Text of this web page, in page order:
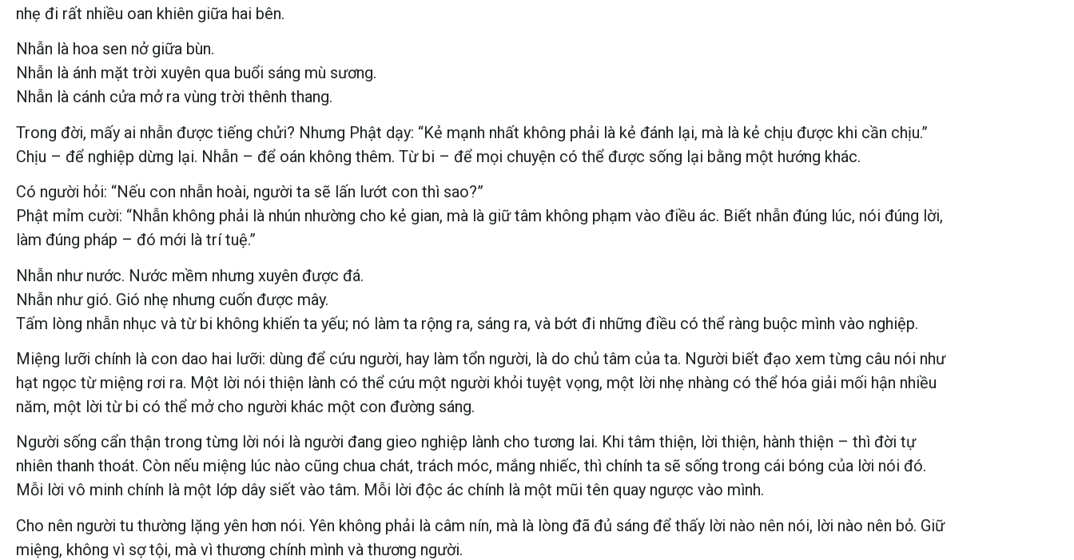
nhẹ đi rất nhiều oan khiên giữa hai bên.
Nhẫn là hoa sen nở giữa bùn.
Nhẫn là ánh mặt trời xuyên qua buổi sáng mù sương.
Nhẫn là cánh cửa mở ra vùng trời thênh thang.
Trong đời, mấy ai nhẫn được tiếng chửi? Nhưng Phật dạy: “Kẻ mạnh nhất không phải là kẻ đánh lại, mà là kẻ chịu được khi cần chịu.”
Chịu – để nghiệp dừng lại. Nhẫn – để oán không thêm. Từ bi – để mọi chuyện có thể được sống lại bằng một hướng khác.
Có người hỏi: “Nếu con nhẫn hoài, người ta sẽ lấn lướt con thì sao?”
Phật mỉm cười: “Nhẫn không phải là nhún nhường cho kẻ gian, mà là giữ tâm không phạm vào điều ác. Biết nhẫn đúng lúc, nói đúng lời,
làm đúng pháp – đó mới là trí tuệ.”
Nhẫn như nước. Nước mềm nhưng xuyên được đá.
Nhẫn như gió. Gió nhẹ nhưng cuốn được mây.
Tấm lòng nhẫn nhục và từ bi không khiến ta yếu; nó làm ta rộng ra, sáng ra, và bớt đi những điều có thể ràng buộc mình vào nghiệp.
Miệng lưỡi chính là con dao hai lưỡi: dùng để cứu người, hay làm tổn người, là do chủ tâm của ta. Người biết đạo xem từng câu nói như
hạt ngọc từ miệng rơi ra. Một lời nói thiện lành có thể cứu một người khỏi tuyệt vọng, một lời nhẹ nhàng có thể hóa giải mối hận nhiều
năm, một lời từ bi có thể mở cho người khác một con đường sáng.
Người sống cẩn thận trong từng lời nói là người đang gieo nghiệp lành cho tương lai. Khi tâm thiện, lời thiện, hành thiện – thì đời tự
nhiên thanh thoát. Còn nếu miệng lúc nào cũng chua chát, trách móc, mắng nhiếc, thì chính ta sẽ sống trong cái bóng của lời nói đó.
Mỗi lời vô minh chính là một lớp dây siết vào tâm. Mỗi lời độc ác chính là một mũi tên quay ngược vào mình.
Cho nên người tu thường lặng yên hơn nói. Yên không phải là câm nín, mà là lòng đã đủ sáng để thấy lời nào nên nói, lời nào nên bỏ. Giữ
miệng, không vì sợ tội, mà vì thương chính mình và thương người.